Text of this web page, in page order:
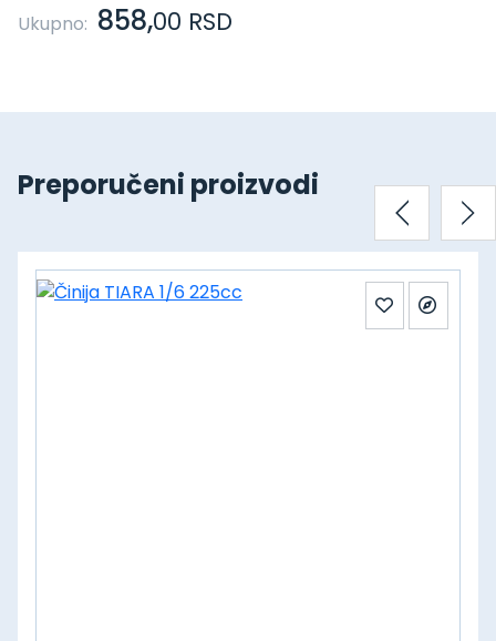
Ukupno: 858,00 RSD
Preporučeni proizvodi